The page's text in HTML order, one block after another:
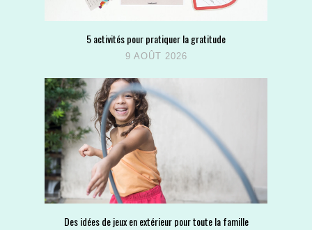
5 activités pour pratiquer la gratitude
9 AOÛT 2026
Des idées de jeux en extérieur pour toute la famille